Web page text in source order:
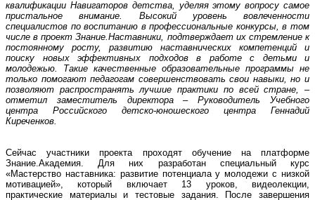
квалификации Навигаторов детства, уделяя этому вопросу самое
пристальное внимание. Высокий уровень вовлеченности
специалистов по воспитанию в профессиональные конкурсы, в том
числе в проект Знание.Наставники, подтверждает их стремление к
постоянному росту, развитию наставнических компетенций и
поиску новых эффективных подходов в работе с детьми и
молодежью. Такие качественные образовательные программы не
только помогают педагогам совершенствовать свои навыки, но и
позволяют распространять лучшие практики по всей стране, –
отметил заместитель директора – Руководитель Учебного
центра Российского детско-юношеского центра Геннадий
Киреченков.
Сейчас участники проекта проходят обучение на платформе
Знание.Академия. Для них разработан специальный курс
«Мастерство наставника: развитие потенциала у молодежи с низкой
мотивацией», который включает 13 уроков, видеолекции,
практические материалы и тестовые задания. После завершения